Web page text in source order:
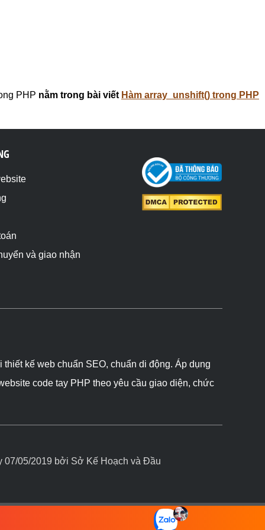
PHP nằm trong bài viết Hàm array_unshift() trong PHP
và giao nhận
kế web chuẩn SEO, chuẩn di động. Áp dụng
code tay PHP theo yêu cầu giao diện, chức
07/05/2019 bởi Sở Kế Hoạch và Đầu